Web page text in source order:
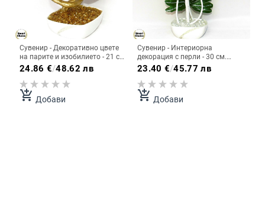
Сувенир - Декоративно цвете
на парите и изобилието - 21 см.
Модел DM-9015
24.86 €/48.62 лв
add_shopping_cart Добави
Сувенир - Интериорна
декорация с перли - 30 см.
Модел DM-9013
23.40 €/45.77 лв
add_shopping_cart Добави